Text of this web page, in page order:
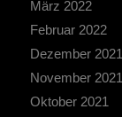
März 2022
Februar 2022
Dezember 2021
November 2021
Oktober 2021